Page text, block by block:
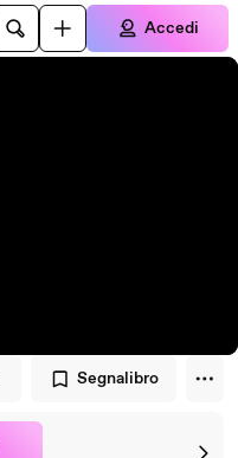
Accedi
Segnalibro